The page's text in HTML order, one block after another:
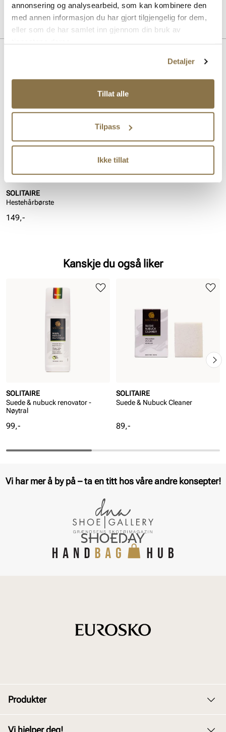
annonsering og analysearbeid, som kan kombinere den
med annen informasjon du har gjort tilgjengelig for dem,
eller som de har samlet inn gjennom din bruk av
Detaljer
Tillat alle
Tilpass
Ikke tillat
Art. nr97743002
Lev. art. nr5612
SOLITAIRE
Hestehårbørste
Pris
149,-
Kanskje du også liker
SOLITAIRE
Suede & nubuck renovator -
Nøytral
Pris
99,-
SOLITAIRE
Suede & Nubuck Cleaner
Pris
89,-
Vi har mer å by på – ta en titt hos våre andre konsepter!
Produkter
Vi hjelper deg!